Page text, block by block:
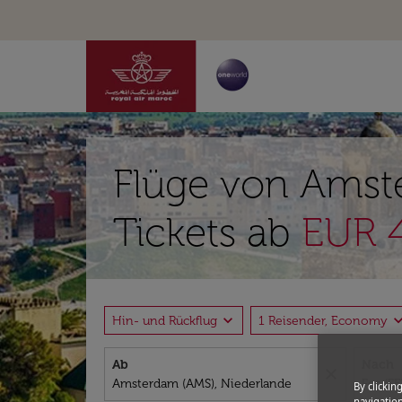
Flüge von
Tickets ab EUR
Hin- und Rückflug expand_more 1 Reisender, Economy expand_more
Ab
By